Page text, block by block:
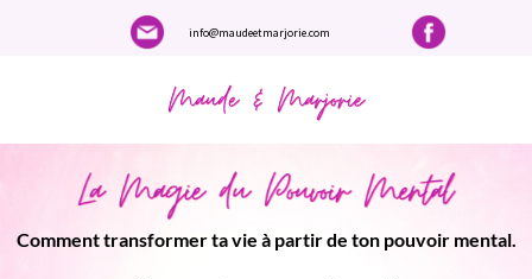
info@maudeetmarjorie.com
Comment transformer ta vie à partir de ton pouvoir mental.